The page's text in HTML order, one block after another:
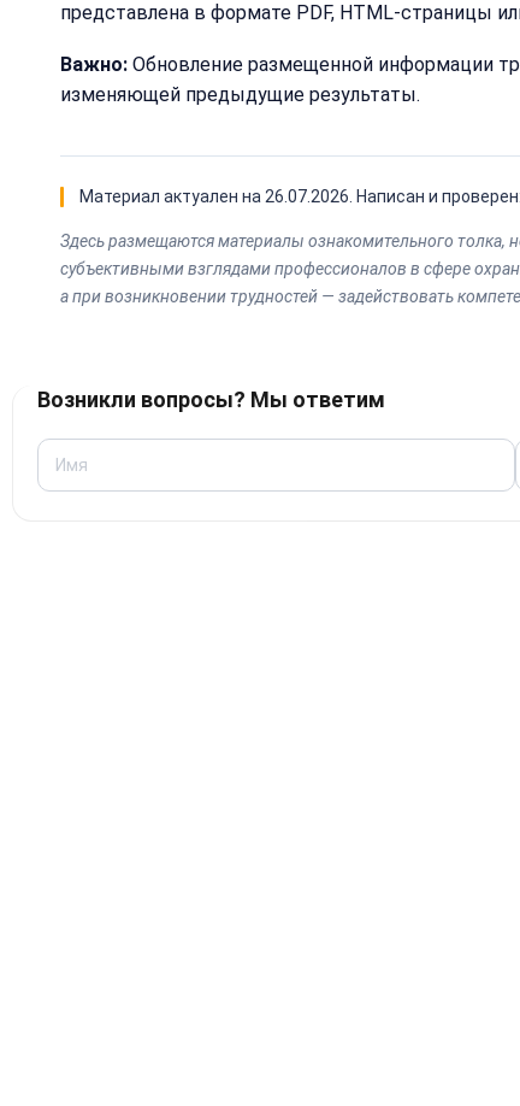
представлена в формате PDF, HTML-страницы
Важно: Обновление размещенной информации
изменяющей предыдущие результаты.
Материал актуален на 26.07.2026 . Написан и проверен:
Здесь размещаются материалы ознакомительного
субъективными взглядами профессионалов в сфере
а при возникновении трудностей — задействовать
Возникли вопросы? Мы ответим